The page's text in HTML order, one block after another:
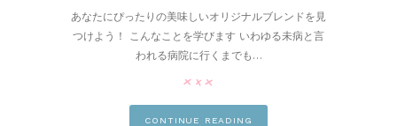
あなたにぴったりの美味しいオリジナルブレンドを見
つけよう！ こんなことを学びます いわゆる未病と言
われる病院に行くまでも…
CONTINUE READING